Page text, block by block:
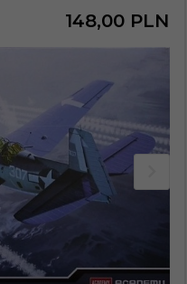
148,00 PLN